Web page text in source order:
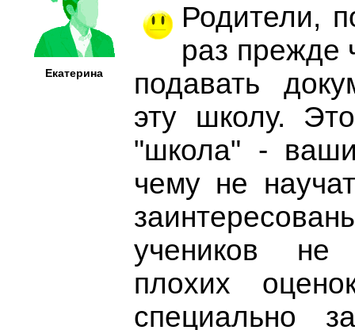
Екатерина
Родители,
раз прежде
подавать
эту школу.
"школа" -
чему не
учеников
плохих
специально